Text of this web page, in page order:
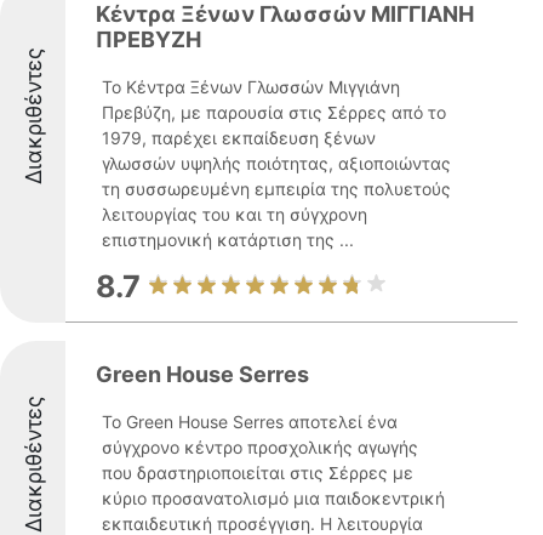
Διακριθέντες
Κέντρα Ξένων Γλωσσών ΜΙΓΓΙΑΝΗ
ΠΡΕΒΥΖΗ
Το Κέντρα Ξένων Γλωσσών Μιγγιάνη
Πρεβύζη, με παρουσία στις Σέρρες από το
1979, παρέχει εκπαίδευση ξένων
γλωσσών υψηλής ποιότητας, αξιοποιώντας
τη συσσωρευμένη εμπειρία της πολυετούς
λειτουργίας του και τη σύγχρονη
επιστημονική κατάρτιση της ...
8.7
Διακριθέντες
Green House Serres
Το Green House Serres αποτελεί ένα
σύγχρονο κέντρο προσχολικής αγωγής
που δραστηριοποιείται στις Σέρρες με
κύριο προσανατολισμό μια παιδοκεντρική
εκπαιδευτική προσέγγιση. Η λειτουργία